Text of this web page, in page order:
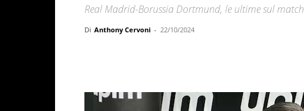
Real Madrid-Borussia Dortmund, le ultime sul match
Di Anthony Cervoni - 22/10/2024